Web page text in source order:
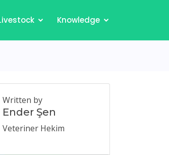
Knowledge
Written by
Ender Şen
Veteriner Hekim